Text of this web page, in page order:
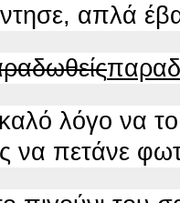
απλά
λόγο να
να πετάνε